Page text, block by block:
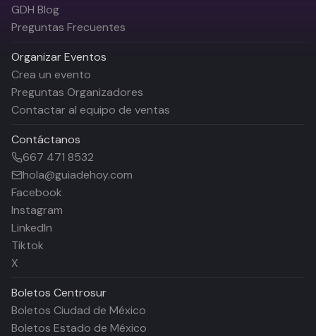
GDH Blog
Preguntas Frecuentes
Organizar Eventos
Crea un evento
Preguntas Organizadores
Contactar al equipo de ventas
Contáctanos
667 471 8532
hola@guiadehoy.com
Facebook
Instagram
LinkedIn
Tiktok
X
Boletos Centrosur
Boletos Ciudad de México
Boletos Estado de México